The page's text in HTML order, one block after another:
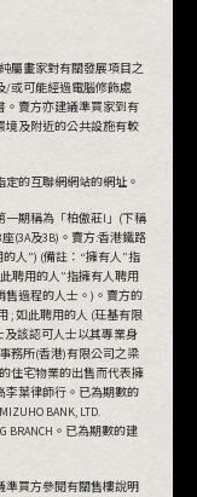
屬畫家對有關發展項目之
/或可能經過電腦修飾處
。賣方亦建議準買家到有
境及附近的公共設施有較
的互聯網網站的網址。
一期稱為「柏傲莊I」(下稱
(3A及3B)。賣方:香港鐵路
人”) (備註：“擁有人”指
聘用的人”指擁有人聘用
售過程的人士。)。賣方的
; 如此聘用的人 (玨基有限
及該認可人士以其專業身
務所(香港)有限公司之梁
住宅物業的出售而代表擁
李葉律師行。已為期數的
BANK, LTD.
BRANCH。已為期數的建
準買方參閱有關售樓說明